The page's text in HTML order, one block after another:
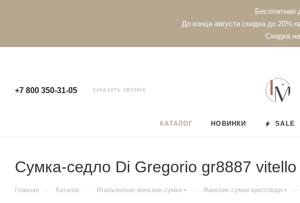
Бесплатная
До конца августа скидка до 20%
Скидка
+7 800 350-31-05 ЗАКАЗАТЬ ЗВОНОК
КАТАЛОГ НОВИНКИ SALE
Сумка-седло Di Gregorio gr8887
Главная — Каталог — Итальянские женские сумки — Женские сумки кроссбоди —